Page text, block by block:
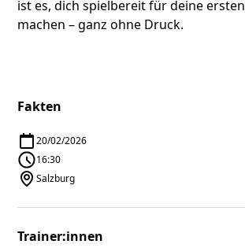
Fakten
20/02/2026
16:30
Salzburg
Trainer:innen
ist es, dich spielbereit für deine
machen – ganz ohne Druck.